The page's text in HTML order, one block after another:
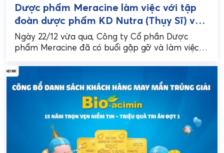
Dược phẩm Meracine làm việc với tập
đoàn dược phẩm KD Nutra (Thụy Sĩ) về
định hướng hợp tác
Ngày 22/12 vừa qua, Công ty Cổ phần Dược
phẩm Meracine đã có buổi gặp gỡ và làm việc